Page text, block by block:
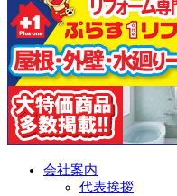
会社案内
代表挨拶